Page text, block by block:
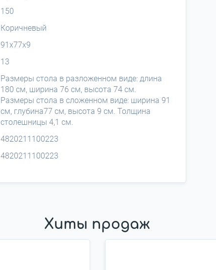
150
Коричневый
91х77х9
13
Размеры стола в разложенном виде: длина
180 см, ширина 76 см, высота 74 см.
Размеры стола в сложенном виде: ширина 91
см, глубина77 см, высота 9 см. Толщина
столешницы 4,1 см.
4820211100223
4820211100223
Хиты продаж